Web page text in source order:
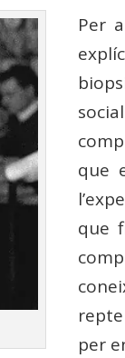
Per
que
que
per